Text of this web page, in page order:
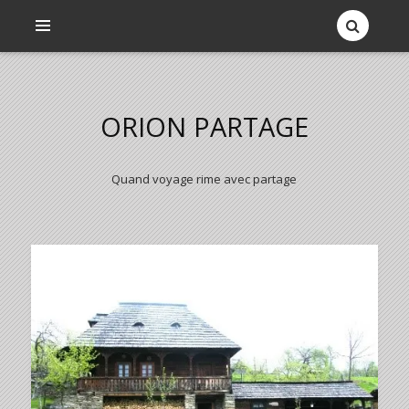
ORION PARTAGE
Quand voyage rime avec partage